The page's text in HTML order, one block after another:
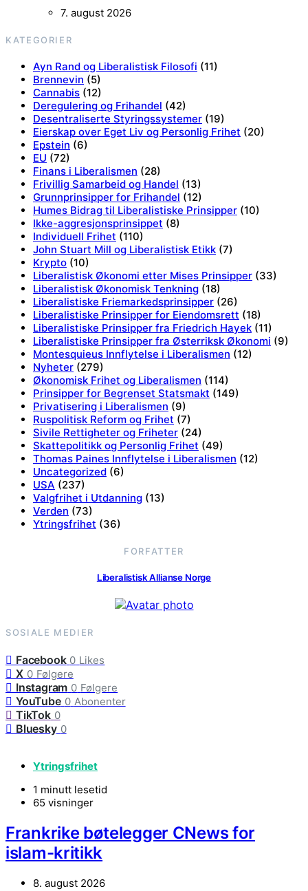
7. august 2026
KATEGORIER
Ayn Rand og Liberalistisk Filosofi (11)
Brennevin (5)
Cannabis (12)
Deregulering og Frihandel (42)
Desentraliserte Styringssystemer (19)
Eierskap over Eget Liv og Personlig Frihet (20)
Epstein (6)
EU (72)
Finans i Liberalismen (28)
Frivillig Samarbeid og Handel (13)
Grunnprinsipper for Frihandel (12)
Humes Bidrag til Liberalistiske Prinsipper (10)
Ikke-aggresjonsprinsippet (8)
Individuell Frihet (110)
John Stuart Mill og Liberalistisk Etikk (7)
Krypto (10)
Liberalistisk Økonomi etter Mises Prinsipper (33)
Liberalistisk Økonomisk Tenkning (18)
Liberalistiske Friemarkedsprinsipper (26)
Liberalistiske Prinsipper for Eiendomsrett (18)
Liberalistiske Prinsipper fra Friedrich Hayek (11)
Liberalistiske Prinsipper fra Østerriksk Økonomi (9)
Montesquieus Innflytelse i Liberalismen (12)
Nyheter (279)
Økonomisk Frihet og Liberalismen (114)
Prinsipper for Begrenset Statsmakt (149)
Privatisering i Liberalismen (9)
Ruspolitisk Reform og Frihet (7)
Sivile Rettigheter og Friheter (24)
Skattepolitikk og Personlig Frihet (49)
Thomas Paines Innflytelse i Liberalismen (12)
Uncategorized (6)
USA (237)
Valgfrihet i Utdanning (13)
Verden (73)
Ytringsfrihet (36)
FORFATTER
Liberalistisk Allianse Norge
SOSIALE MEDIER
Facebook 0 Likes
X 0 Følgere
Instagram 0 Følgere
YouTube 0 Abonenter
TikTok 0
Bluesky 0
Ytringsfrihet
1 minutt lesetid
65 visninger
Frankrike bøtelegger CNews for
islam-kritikk
8. august 2026